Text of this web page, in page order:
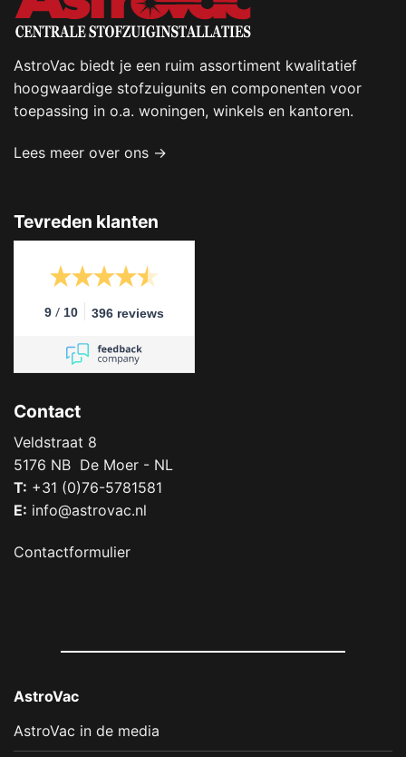
AstroVac biedt je een ruim assortiment kwalitatief
hoogwaardige stofzuigunits en componenten voor
toepassing in o.a. woningen, winkels en kantoren.
Lees meer over ons →
Tevreden klanten
9 / 10 396 reviews
Contact
Veldstraat 8
5176 NB De Moer - NL
T: +31 (0)76-5781581
E: info@astrovac.nl
Contactformulier
AstroVac
AstroVac in de media